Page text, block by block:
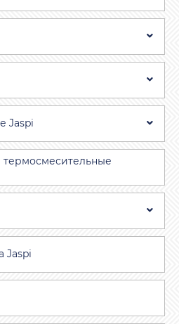
Jaspi
Jaspi